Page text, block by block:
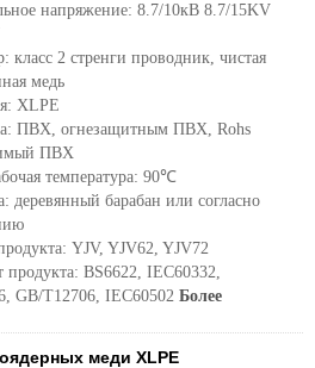
напряжение: 8.7/10кВ 8.7/15KV
класс 2 стренги проводник, чистая
медь
XLPE
ПВХ, огнезащитным ПВХ, Rohs
ПВХ
температура: 90℃
деревянный барабан или согласно
YJV, YJV62, YJV72
продукта: BS6622, IEC60332,
GB/T12706, IEC60502 Более
меди XLPE